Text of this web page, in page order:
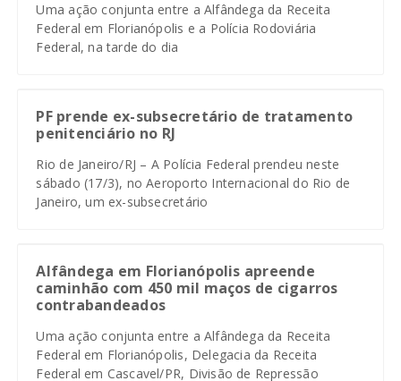
Uma ação conjunta entre a Alfândega da Receita
Federal em Florianópolis e a Polícia Rodoviária
Federal, na tarde do dia
PF prende ex-subsecretário de tratamento
penitenciário no RJ
Rio de Janeiro/RJ – A Polícia Federal prendeu neste
sábado (17/3), no Aeroporto Internacional do Rio de
Janeiro, um ex-subsecretário
Alfândega em Florianópolis apreende
caminhão com 450 mil maços de cigarros
contrabandeados
Uma ação conjunta entre a Alfândega da Receita
Federal em Florianópolis, Delegacia da Receita
Federal em Cascavel/PR, Divisão de Repressão